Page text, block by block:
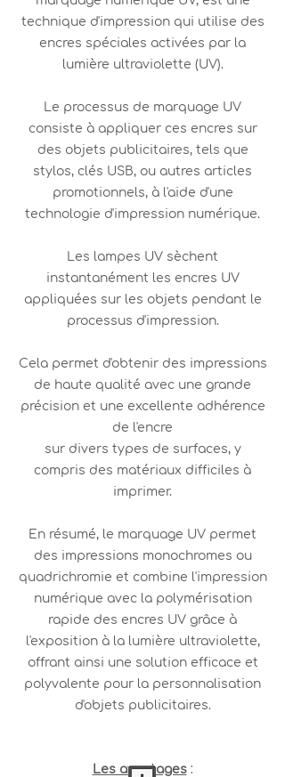
technique d'impression qui utilise des
encres spéciales activées par la
lumière ultraviolette (UV).
Le processus de marquage UV
consiste à appliquer ces encres sur
des objets publicitaires, tels que
stylos, clés USB, ou autres articles
promotionnels, à l'aide d'une
technologie d'impression numérique.
Les lampes UV sèchent
instantanément les encres UV
appliquées sur les objets pendant le
processus d'impression.
Cela permet d'obtenir des impressions
de haute qualité avec une grande
précision et une excellente adhérence
de l'encre
sur divers types de surfaces, y
compris des matériaux difficiles à
imprimer.
En résumé, le marquage UV permet
des impressions monochromes ou
quadrichromie et combine l'impression
numérique avec la polymérisation
rapide des encres UV grâce à
l'exposition à la lumière ultraviolette,
offrant ainsi une solution efficace et
polyvalente pour la personnalisation
d'objets publicitaires.
Les avantages: